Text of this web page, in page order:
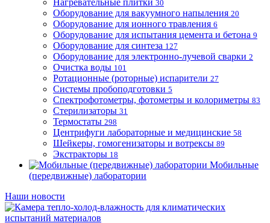
Нагревательные плитки 30
Оборудование для вакуумного напыления 20
Оборудование для ионного травления 6
Оборудование для испытания цемента и бетона 9
Оборудование для синтеза 127
Оборудование для электронно-лучевой сварки 2
Очистка воды 101
Ротационные (роторные) испарители 27
Системы пробоподготовки 5
Спектрофотометры, фотометры и колориметры 83
Стерилизаторы 31
Термостаты 298
Центрифуги лабораторные и медицинские 58
Шейкеры, гомогенизаторы и вотрексы 89
Экстракторы 18
Мобильные
(передвижные) лаборатории
Наши новости